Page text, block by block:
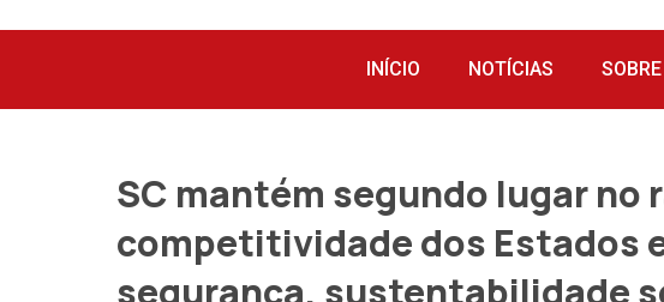
INÍCIO NOTÍCIAS
SC mantém segundo lugar no
competitividade dos Estados
segurança, sustentabilidade